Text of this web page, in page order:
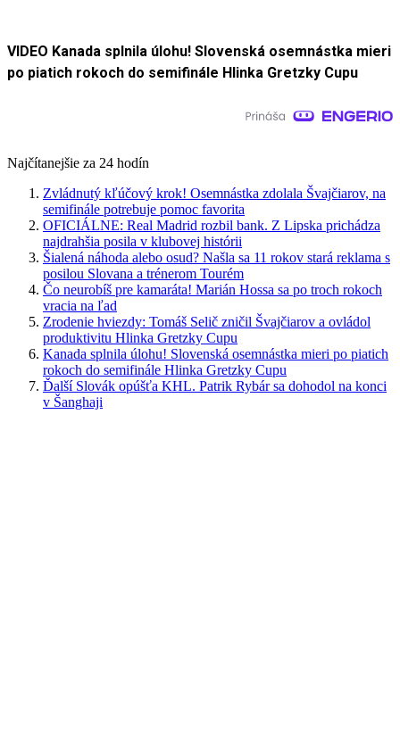
VIDEO Kanada splnila úlohu! Slovenská osemnástka mieri
po piatich rokoch do semifinále Hlinka Gretzky Cupu
Najčítanejšie za 24 hodín
Zvládnutý kľúčový krok! Osemnástka zdolala Švajčiarov, na
semifinále potrebuje pomoc favorita
OFICIÁLNE: Real Madrid rozbil bank. Z Lipska prichádza
najdrahšia posila v klubovej histórii
Šialená náhoda alebo osud? Našla sa 11 rokov stará reklama s
posilou Slovana a trénerom Tourém
Čo neurobíš pre kamaráta! Marián Hossa sa po troch rokoch
vracia na ľad
Zrodenie hviezdy: Tomáš Selič zničil Švajčiarov a ovládol
produktivitu Hlinka Gretzky Cupu
Kanada splnila úlohu! Slovenská osemnástka mieri po piatich
rokoch do semifinále Hlinka Gretzky Cupu
Ďalší Slovák opúšťa KHL. Patrik Rybár sa dohodol na konci
v Šanghaji